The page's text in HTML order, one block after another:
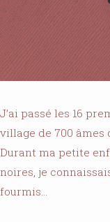
J’ai passé les 16
village de 700 âmes
Durant ma petite
noires, je
fourmis…